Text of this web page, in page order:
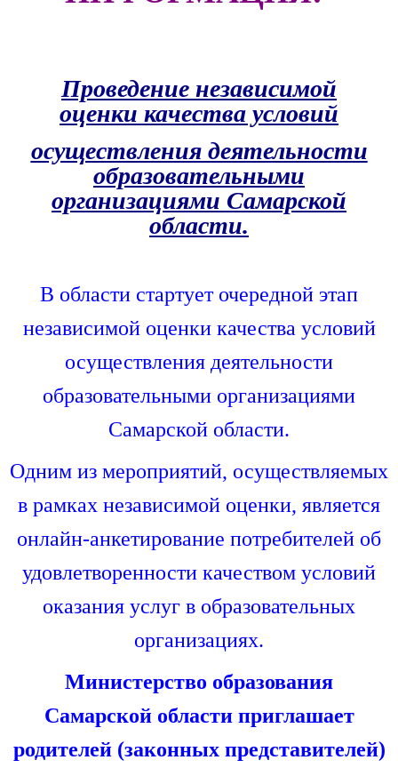
Проведение независимой
оценки качества условий
осуществления деятельности
образовательными
организациями Самарской
области.
В области стартует очередной этап
независимой оценки качества условий
осуществления деятельности
образовательными организациями
Самарской области.
Одним из мероприятий, осуществляемых
в рамках независимой оценки, является
онлайн-анкетирование потребителей об
удовлетворенности качеством условий
оказания услуг в образовательных
организациях.
Министерство образования
Самарской области приглашает
родителей (законных представителей)